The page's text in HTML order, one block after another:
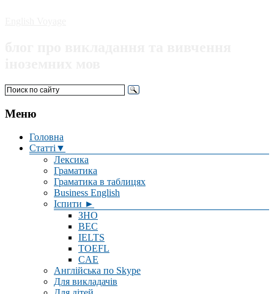
Меню
Головна
Статті▼
Лексика
Граматика
Граматика в таблицях
Business English
Іспити ►
ЗНО
BEC
IELTS
TOEFL
CAE
Англійська по Skype
Для викладачів